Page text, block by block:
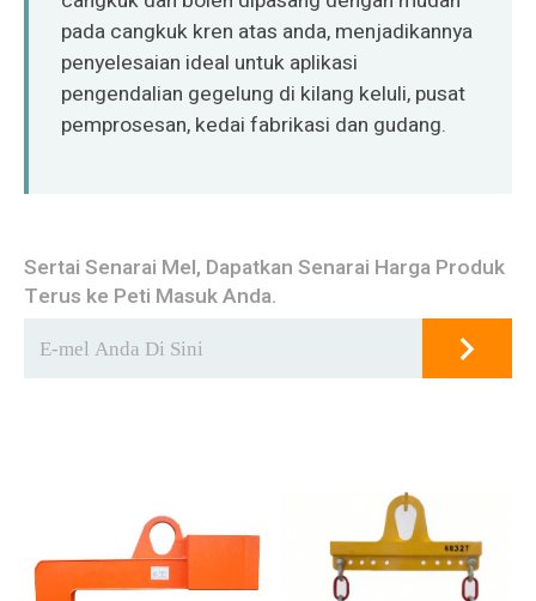
pada cangkuk kren atas anda, menjadikannya
penyelesaian ideal untuk aplikasi
pengendalian gegelung di kilang keluli, pusat
pemprosesan, kedai fabrikasi dan gudang.
Sertai Senarai Mel, Dapatkan Senarai Harga Produk
Terus ke Peti Masuk Anda.